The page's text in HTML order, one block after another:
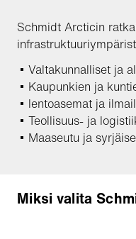
Schmidt Arcticin
Valtakunnalliset ja
Kaupunkien ja
lentoasemat ja
Teollisuus- ja
Maaseutu ja
Miksi valita